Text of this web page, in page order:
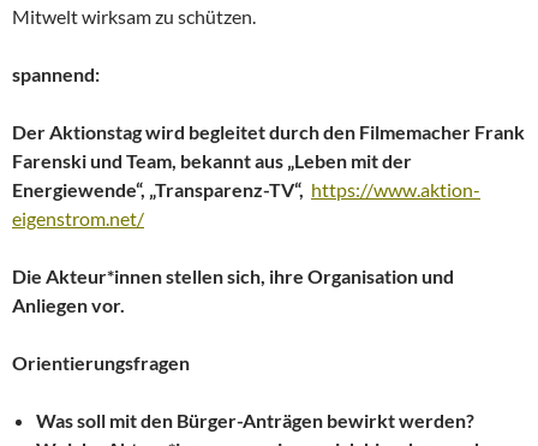
Mitwelt wirksam zu schützen.
spannend:
Der Aktionstag wird begleitet durch den Filmemacher Frank
Farenski und Team, bekannt aus „Leben mit der
Energiewende“, „Transparenz-TV“, https://www.aktion-
eigenstrom.net/
Die Akteur*innen stellen sich, ihre Organisation und
Anliegen vor.
Orientierungsfragen
Was soll mit den Bürger-Anträgen bewirkt werden?